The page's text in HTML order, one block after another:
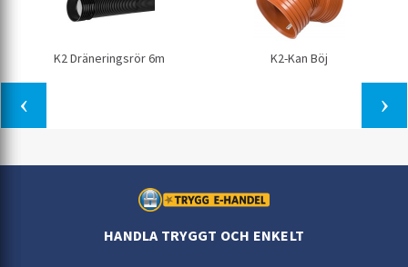
K2 Dräneringsrör 6m K2-Kan Böj
HANDLA TRYGGT OCH ENKELT